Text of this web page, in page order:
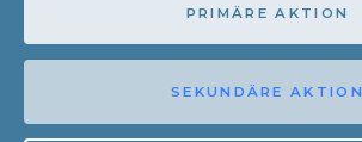
PRIMÄRE AKTION
SEKUNDÄRE AKTION